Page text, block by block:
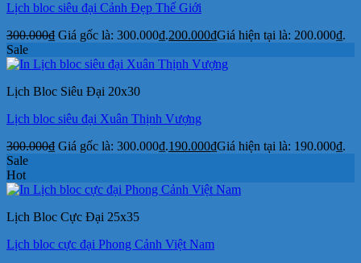
Lịch bloc siêu đại Cảnh Đẹp Thế Giới
300.000₫ Giá gốc là: 300.000₫.200.000₫Giá hiện tại là: 200.000₫.
Sale
Lịch Bloc Siêu Đại 20x30
Lịch bloc siêu đại Xuân Thịnh Vượng
300.000₫ Giá gốc là: 300.000₫.190.000₫Giá hiện tại là: 190.000₫.
Sale
Hot
Lịch Bloc Cực Đại 25x35
Lịch bloc cực đại Phong Cảnh Việt Nam